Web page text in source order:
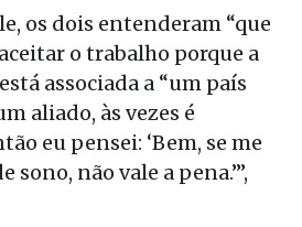
os dois entenderam “que
o trabalho porque a
associada a “um país
aliado, às vezes é
eu pensei: ‘Bem, se me
não vale a pena.’”,